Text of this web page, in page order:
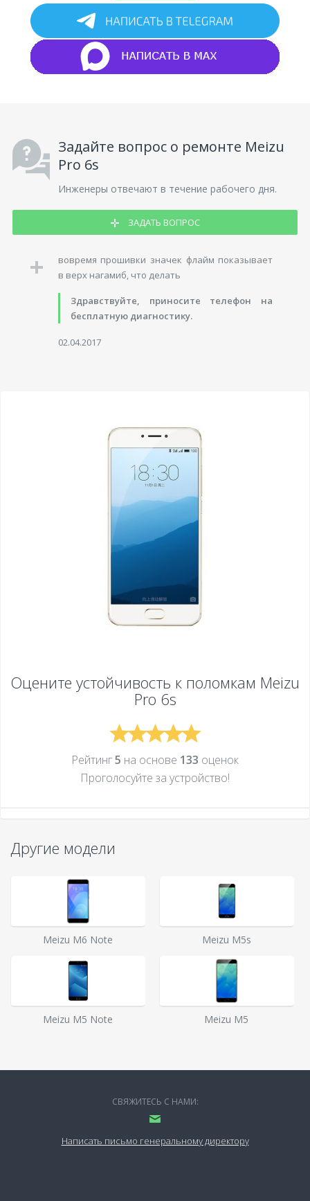
Задайте вопрос о ремонте Meizu
Pro 6s
Инженеры отвечают в течение рабочего дня.
ЗАДАТЬ ВОПРОС
вовремя прошивки значек флайм показывает
в верх нагамиб, что делать
Здравствуйте, приносите телефон на
бесплатную диагностику.
02.04.2017
Оцените устойчивость к поломкам Meizu
Pro 6s
Рейтинг5 на основе 133 оценок
Проголосуйте за устройcтво!
Другие модели
Meizu M6 Note Meizu M5s
Meizu M5 Note Meizu M5
СВЯЖИТЕСЬ С НАМИ:
Написать письмо генеральному директору